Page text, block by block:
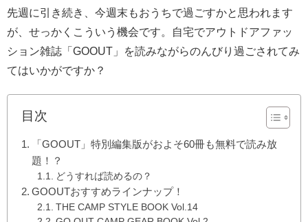
先週に引き続き、今週末もおうちで過ごすかと思われます
が、せっかくこういう機会です。自宅でアウトドアファッ
ション雑誌「GOOUT」を読みながらのんびり過ごされてみ
てはいかがですか？
目次
「GOOUT」特別編集版がおよそ60冊も無料で読み放
題！？
どうすれば読めるの？
GOOUTおすすめラインナップ！
THE CAMP STYLE BOOK Vol.14